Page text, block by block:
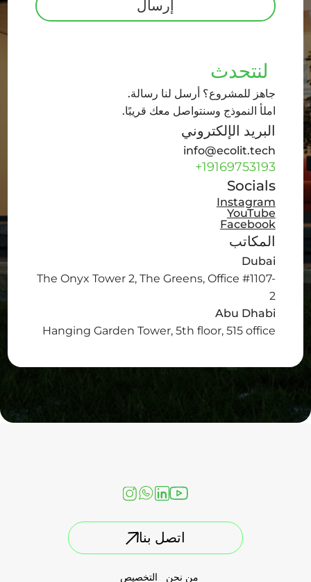
لنتحدث
جاهز للمشروع؟ أرسل لنا رسالة.
املأ النموذج وسنتواصل معك قريبًا.
البريد الإلكتروني
info@ecolit.tech
+19169753193
Socials
Instagram
YouTube
Facebook
المكاتب
Dubai
The Onyx Tower 2, The Greens, Office #1107-
2
Abu Dhabi
Hanging Garden Tower, 5th floor, 515 office
من نحن التخصيص
اتصل بنا